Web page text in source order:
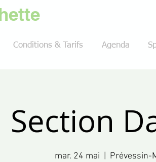
Conditions & Tarifs Agenda
Section
mar. 24 mai Prévessin-